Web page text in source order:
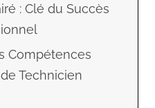
: Clé du Succès
Compétences
Technicien